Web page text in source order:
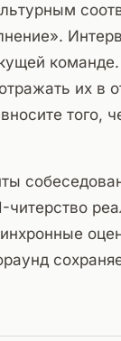
их в
того,